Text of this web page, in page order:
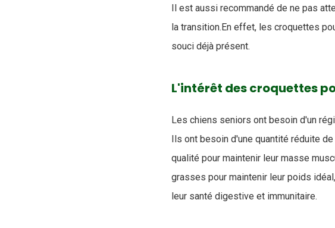
Il est aussi recommandé de ne pas
la transition.En effet, les croquettes
souci déjà présent.
L'intérêt des croquettes
Les chiens seniors ont besoin d'un
Ils ont besoin d'une quantité réduite
qualité pour maintenir leur masse
grasses pour maintenir leur poids
leur santé digestive et immunitaire.